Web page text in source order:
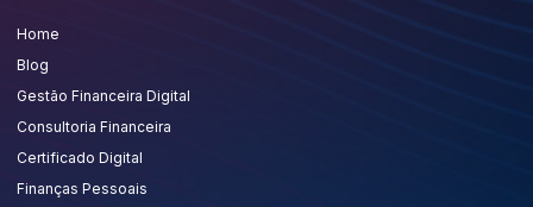
Home
Blog
Gestão Financeira Digital
Consultoria Financeira
Certificado Digital
Finanças Pessoais